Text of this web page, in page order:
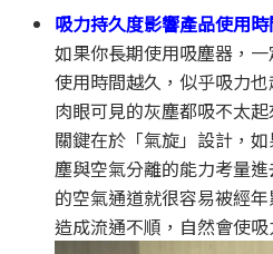
吸力持久度影響產品使用
如果你長期使用吸塵器，
使用時間越久，似乎吸力
肉眼可見的灰塵都吸不太
關鍵在於「氣旋」設計，
塵與空氣分離的能力考量
的空氣通道就很容易被經
造成流通不順，自然會使吸